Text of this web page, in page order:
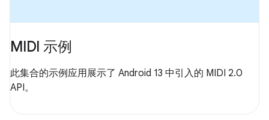
MIDI 示例
此集合的示例应用展示了 Android 13 中引入的 MIDI 2.0
API。